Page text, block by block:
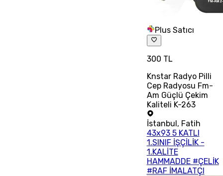
Plus Satıcı
300 TL
Knstar Radyo Pilli
Cep Radyosu Fm-
Am Güçlü Çekim
Kaliteli K-263
İstanbul, Fatih
43x93 5 KATLI
1.SINIF İŞÇİLİK -
1.KALİTE
HAMMADDE #ÇELİK
#RAF İMALATÇI